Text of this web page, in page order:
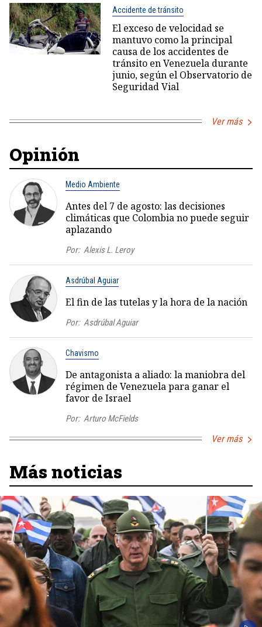
Accidente de tránsito
El exceso de velocidad se
mantuvo como la principal
causa de los accidentes de
tránsito en Venezuela durante
junio, según el Observatorio de
Seguridad Vial
Ver más
Opinión
Medio Ambiente
Antes del 7 de agosto: las decisiones
climáticas que Colombia no puede seguir
aplazando
Por: Alexis L. Leroy
Asdrúbal Aguiar
El fin de las tutelas y la hora de la nación
Por: Asdrúbal Aguiar
Chavismo
De antagonista a aliado: la maniobra del
régimen de Venezuela para ganar el
favor de Israel
Por: Arturo McFields
Ver más
Más noticias